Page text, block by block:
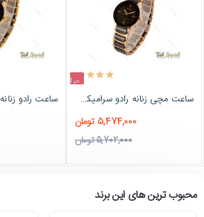
حراج
ساعت مچی زنانه رادو سرامیکی Rado-3619-L
5,474,000 تومان
5,702,000 تومان
محبوب ترین های این برند